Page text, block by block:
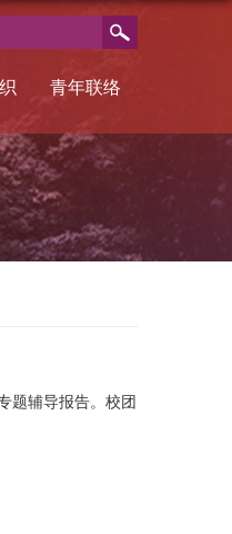
青年联络
题辅导报告。校团